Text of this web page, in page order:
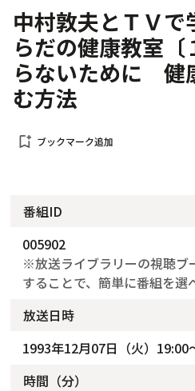
中村敦夫とＴＶ
らだの健康教室
らないために 健
む方法
bookmark_add ブックマーク追加
番組ID
005902
※放送ライブラリーの視聴ブ
することで、簡単に番組を選
放送日時
1993年12月07日（火）19:00
時間（分）